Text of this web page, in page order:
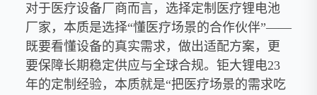
对于医疗设备厂商而言，选择定制医疗锂电池
厂家，本质是选择“懂医疗场景的合作伙伴”——
既要看懂设备的真实需求，做出适配方案，更
要保障长期稳定供应与全球合规。钜大锂电23
年的定制经验，本质就是“把医疗场景的需求吃